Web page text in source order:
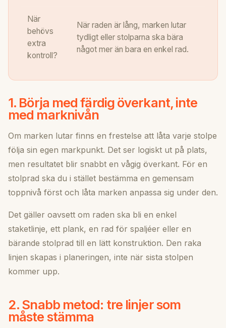
När
behövs
extra
kontroll?
När raden är lång, marken lutar
tydligt eller stolparna ska bära
något mer än bara en enkel rad.
1. Börja med färdig överkant, inte
med marknivån
Om marken lutar finns en frestelse att låta varje stolpe
följa sin egen markpunkt. Det ser logiskt ut på plats,
men resultatet blir snabbt en vågig överkant. För en
stolprad ska du i stället bestämma en gemensam
toppnivå först och låta marken anpassa sig under den.
Det gäller oavsett om raden ska bli en enkel
staketlinje, ett plank, en rad för spaljéer eller en
bärande stolprad till en lätt konstruktion. Den raka
linjen skapas i planeringen, inte när sista stolpen
kommer upp.
2. Snabb metod: tre linjer som
måste stämma